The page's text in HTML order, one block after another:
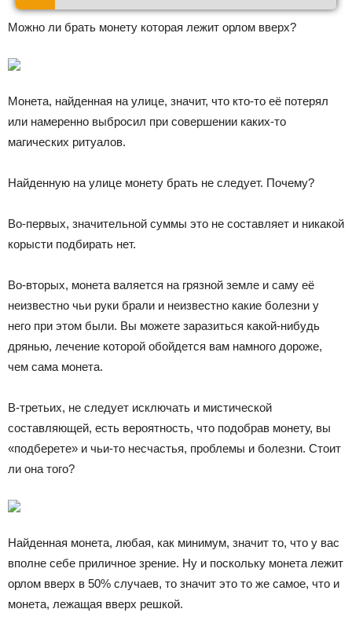
Можно ли брать монету которая лежит орлом вверх?
Монета, найденная на улице, значит, что кто-то её потерял
или намеренно выбросил при совершении каких-то
магических ритуалов.
Найденную на улице монету брать не следует. Почему?
Во-первых, значительной суммы это не составляет и никакой
корысти подбирать нет.
Во-вторых, монета валяется на грязной земле и саму её
неизвестно чьи руки брали и неизвестно какие болезни у
него при этом были. Вы можете заразиться какой-нибудь
дрянью, лечение которой обойдется вам намного дороже,
чем сама монета.
В-третьих, не следует исключать и мистической
составляющей, есть вероятность, что подобрав монету, вы
«подберете» и чьи-то несчастья, проблемы и болезни. Стоит
ли она того?
Найденная монета, любая, как минимум, значит то, что у вас
вполне себе приличное зрение. Ну и поскольку монета лежит
орлом вверх в 50% случаев, то значит это то же самое, что и
монета, лежащая вверх решкой.